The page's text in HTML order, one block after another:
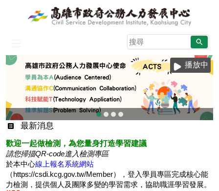
跳到主要內容區塊
搜
尋
::: 播放中
目
顯
示
圖
片:
高
最新消息
歡迎一起做檢測，為您量身打造學習建議
請您掃描QR-code進入檢測專區
於本中心線上報名系統網站
（https://csdi.kcg.gov.tw/Member），登入學員專區完成核心能
力檢測，提供個人及團隊多變的學習需求，協助職涯學習發展。